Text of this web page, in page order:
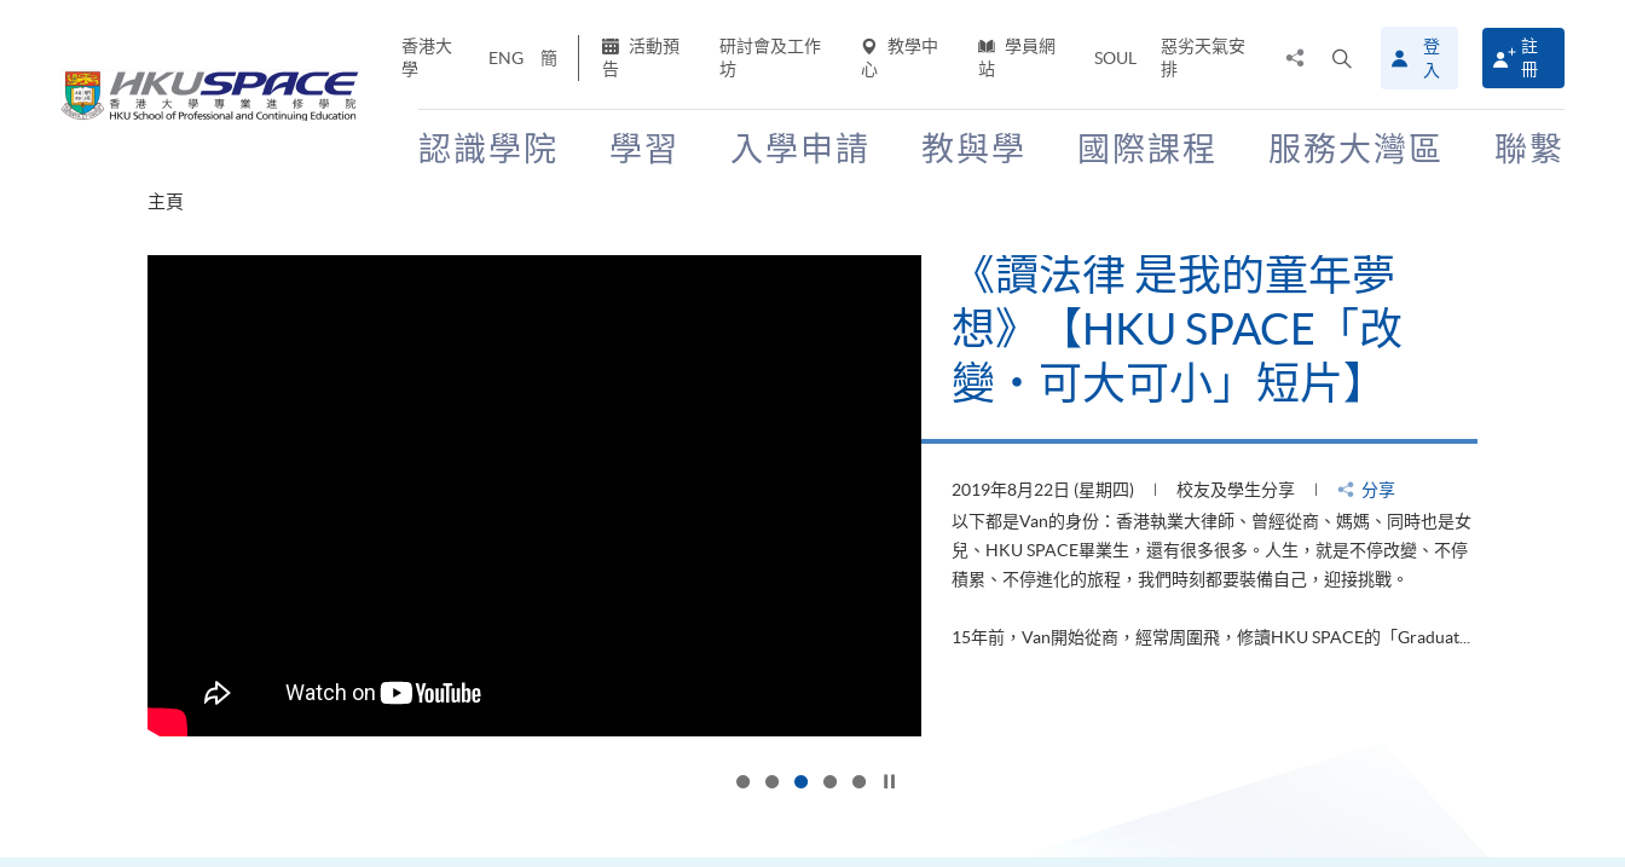
香港大
學
ENG 簡
活動預
告
研討會及工作
坊
教學中
心
學員網
站
SOUL
惡劣天氣安
排
搜
尋
介
登
入
註
冊
認識學院 學習 入學申請 教與學 國際課程 服務大灣區 聯繫
主頁
《讀法律 是我的童年夢
想》【HKU SPACE「改
變‧可大可小」短片】
2019年8月22日 (星期四) 校友及學生分享
分享
以下都是Van的身份：香港執業大律師、曾經從商、媽媽、同時也是女
兒、HKU SPACE畢業生，還有很多很多。人生，就是不停改變、不停
積累、不停進化的旅程，我們時刻都要裝備自己，迎接挑戰。
15年前，Van開始從商，經常周圍飛，修讀HKU SPACE的「Graduat...